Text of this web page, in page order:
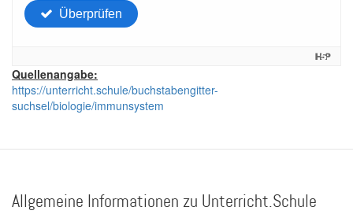
Quellenangabe:
https://unterricht.schule/buchstabengitter-
suchsel/biologie/immunsystem
Allgemeine Informationen zu Unterricht.Schule